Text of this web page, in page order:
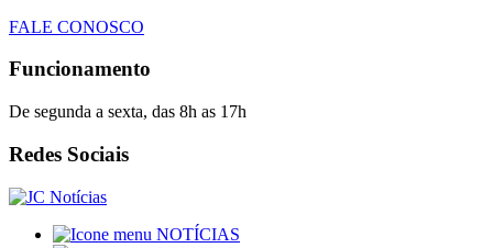
FALE CONOSCO
Funcionamento
De segunda a sexta, das 8h as 17h
Redes Sociais
NOTÍCIAS